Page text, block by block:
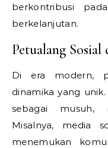
berkontribusi
berkelanjutan.
Petualang
Di era modern,
dinamika yang
sebagai musuh,
Misalnya, media
menemukan